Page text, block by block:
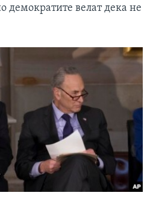
демократите велат дека не